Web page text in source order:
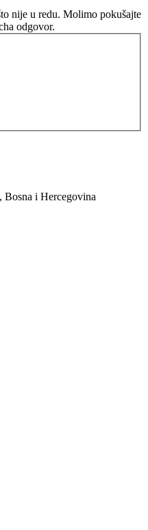
nije u redu. Molimo pokušajte
odgovor.
i Hercegovina